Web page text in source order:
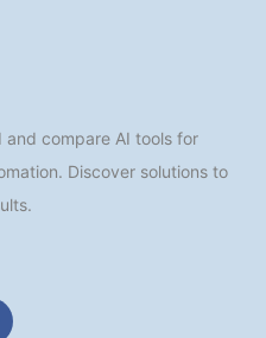
and compare AI tools for
Discover solutions to